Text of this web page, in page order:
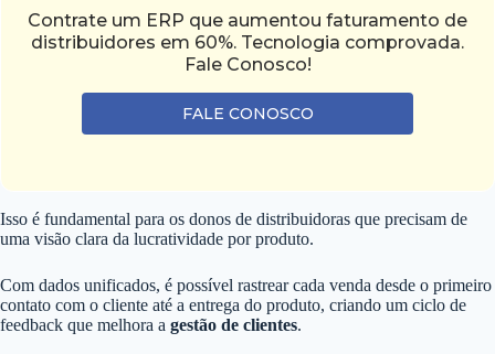
Contrate um ERP que aumentou faturamento de
distribuidores em 60%. Tecnologia comprovada.
Fale Conosco!
FALE CONOSCO
Isso é fundamental para os donos de distribuidoras que precisam de
uma visão clara da lucratividade por produto.
Com dados unificados, é possível rastrear cada venda desde o primeiro
contato com o cliente até a entrega do produto, criando um ciclo de
feedback que melhora a gestão de clientes.